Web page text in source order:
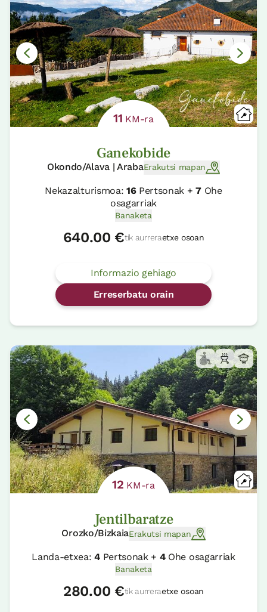
11 KM-ra
Ganekobide
Okondo/Alava | ArabaErakutsi mapan
Nekazalturismoa: 16Pertsonak +7Ohe
osagarriak
Banaketa
640.00 €tik aurreraetxe osoan
Informazio gehiago
Erreserbatu orain
12 KM-ra
Jentilbaratze
Orozko/BizkaiaErakutsi mapan
Landa-etxea:4Pertsonak + 4Ohe osagarriak
Banaketa
280.00 €tik aurreraetxe osoan